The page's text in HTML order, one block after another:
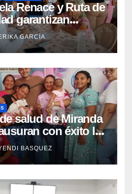
Renace y Ruta de
garantizan
integral en
GARCÍA
salud de Miranda
con éxito la
de la Lactancia
BASQUEZ